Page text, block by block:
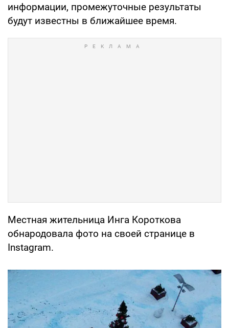
информации, промежуточные результаты
будут известны в ближайшее время.
Местная жительница Инга Короткова
обнародовала фото на своей странице в
Instagram.